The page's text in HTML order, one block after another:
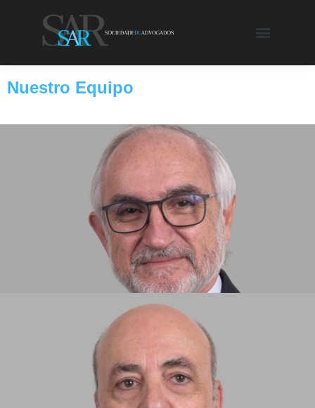
Nuestro Equipo
GONÇALO CORREIA DA SILVA